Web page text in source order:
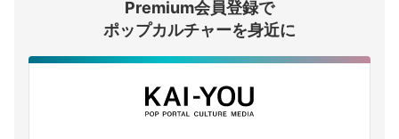
ログインする
Premium会員登録で
ポップカルチャーを身近に